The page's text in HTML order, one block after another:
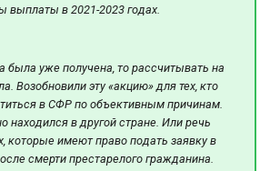
выплаты в 2021-2023 годах.
была уже получена, то рассчитывать на
Возобновили эту «акцию» для тех, кто
в СФР по объективным причинам.
находился в другой стране. Или речь
которые имеют право подать заявку в
смерти престарелого гражданина.